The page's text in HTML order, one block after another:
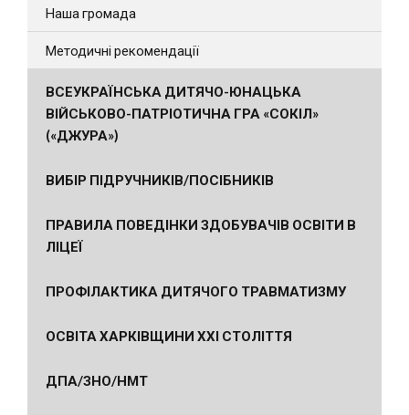
Наша громада
Методичні рекомендації
ВСЕУКРАЇНСЬКА ДИТЯЧО-ЮНАЦЬКА
ВІЙСЬКОВО-ПАТРІОТИЧНА ГРА «СОКІЛ»
(«ДЖУРА»)
ВИБІР ПІДРУЧНИКІВ/ПОСІБНИКІВ
ПРАВИЛА ПОВЕДІНКИ ЗДОБУВАЧІВ ОСВІТИ В
ЛІЦЕЇ
ПРОФІЛАКТИКА ДИТЯЧОГО ТРАВМАТИЗМУ
ОСВІТА ХАРКІВЩИНИ ХХІ СТОЛІТТЯ
ДПА/ЗНО/НМТ